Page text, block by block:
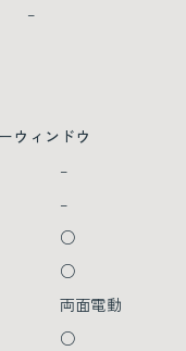
–
ウィンドウ
–
–
○
○
両面電動
○